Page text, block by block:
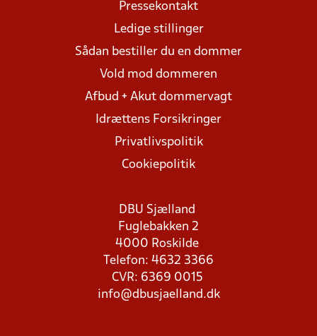
Pressekontakt
Ledige stillinger
Sådan bestiller du en dommer
Vold mod dommeren
Afbud + Akut dommervagt
Idrættens Forsikringer
Privatlivspolitik
Cookiepolitik
DBU Sjælland
Fuglebakken 2
4000 Roskilde
Telefon: 4632 3366
CVR: 6369 0015
info@dbusjaelland.dk